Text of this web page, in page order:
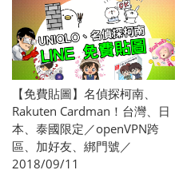
【免費貼圖】名偵探柯南、
Rakuten Cardman！台灣、日
本、泰國限定／openVPN跨
區、加好友、綁門號／
2018/09/11